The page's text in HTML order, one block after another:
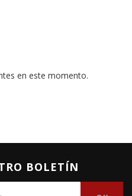
en este momento.
BOLETÍN